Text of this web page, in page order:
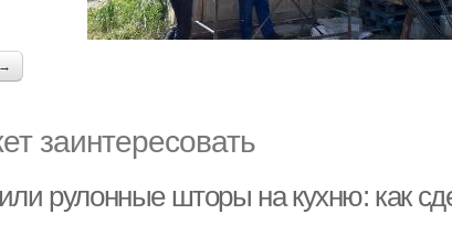
заинтересовать
рулонные шторы на кухню: как